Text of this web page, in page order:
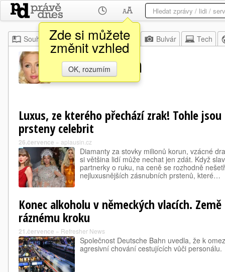
Zde si můžete
změnit vzhled
OK, rozumím
Souhrn Moje Z domova Bulvár Tech
Paris Hilton
Luxus, ze kterého přechází zrak! Tohle
prsteny celebrit
26.července » aplausin.cz
Diamanty za stovky milionů korun, vzácné
si většina lidí může nechat jen zdát. Když
partnerky o ruku, na ceně se rozhodně
nejluxusnějších zásnubních prstenů, které…
Konec alkoholu v německých vlacích.
ráznému kroku
21.července » Refresher News
Společnost Deutsche Bahn uvedla, že k
agresivní chování cestujících vůči personálu.